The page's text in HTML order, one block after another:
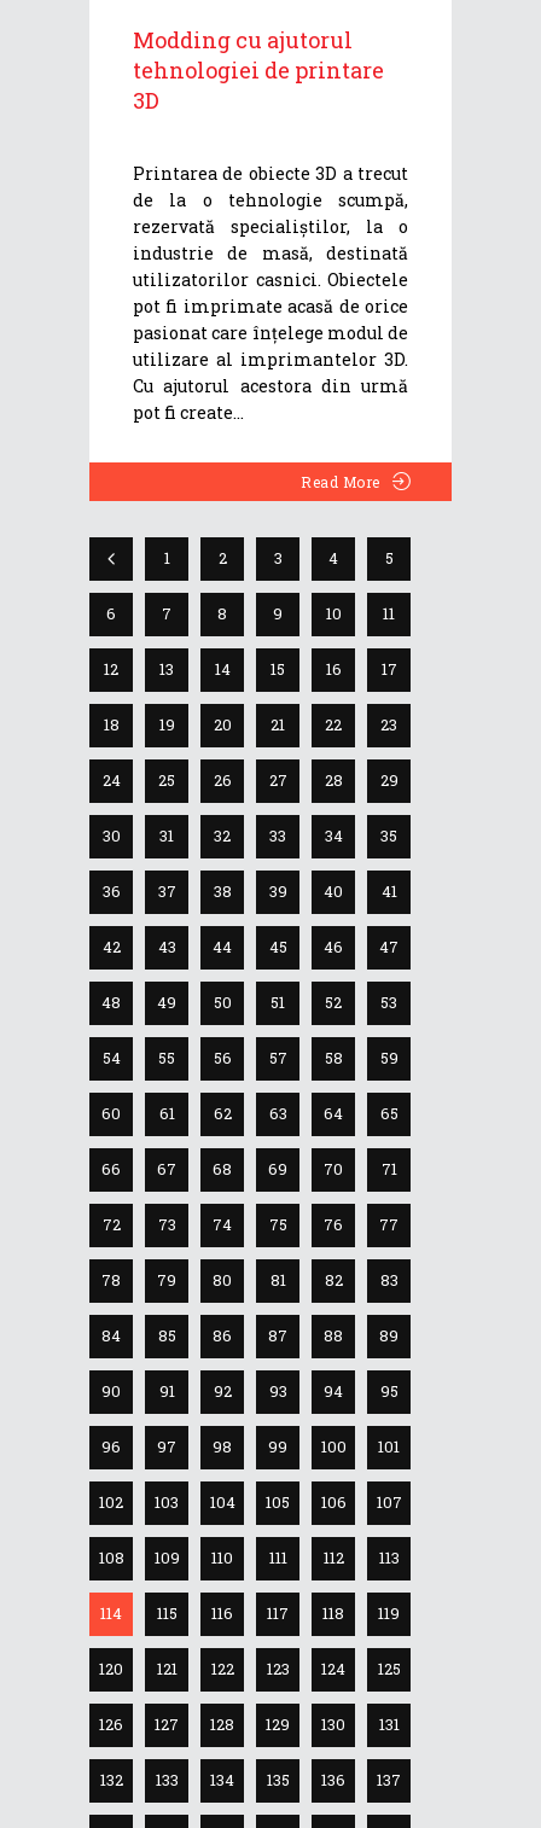
Modding cu ajutorul
tehnologiei de printare
3D
Printarea de obiecte 3D a trecut
de la o tehnologie scumpă,
rezervată specialiștilor, la o
industrie de masă, destinată
utilizatorilor casnici. Obiectele
pot fi imprimate acasă de orice
pasionat care înțelege modul de
utilizare al imprimantelor 3D.
Cu ajutorul acestora din urmă
pot fi create
Read More
1 2 3 4 5
6 7 8 9 10 11
12 13 14 15 16 17
18 19 20 21 22 23
24 25 26 27 28 29
30 31 32 33 34 35
36 37 38 39 40 41
42 43 44 45 46 47
48 49 50 51 52 53
54 55 56 57 58 59
60 61 62 63 64 65
66 67 68 69 70 71
72 73 74 75 76 77
78 79 80 81 82 83
84 85 86 87 88 89
90 91 92 93 94 95
96 97 98 99 100 101
102 103 104 105 106 107
108 109 110 111 112 113
114 115 116 117 118 119
120 121 122 123 124 125
126 127 128 129 130 131
132 133 134 135 136 137